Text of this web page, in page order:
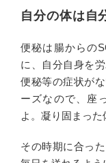
自分の体は自
便秘は腸からの
に、自分自身を
便秘等の症状が
ーズなので、座
よ。凝り固まった
その時期に合っ